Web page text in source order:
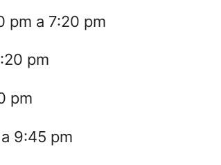
pm a 7:20 pm
pm
pm
9:45 pm